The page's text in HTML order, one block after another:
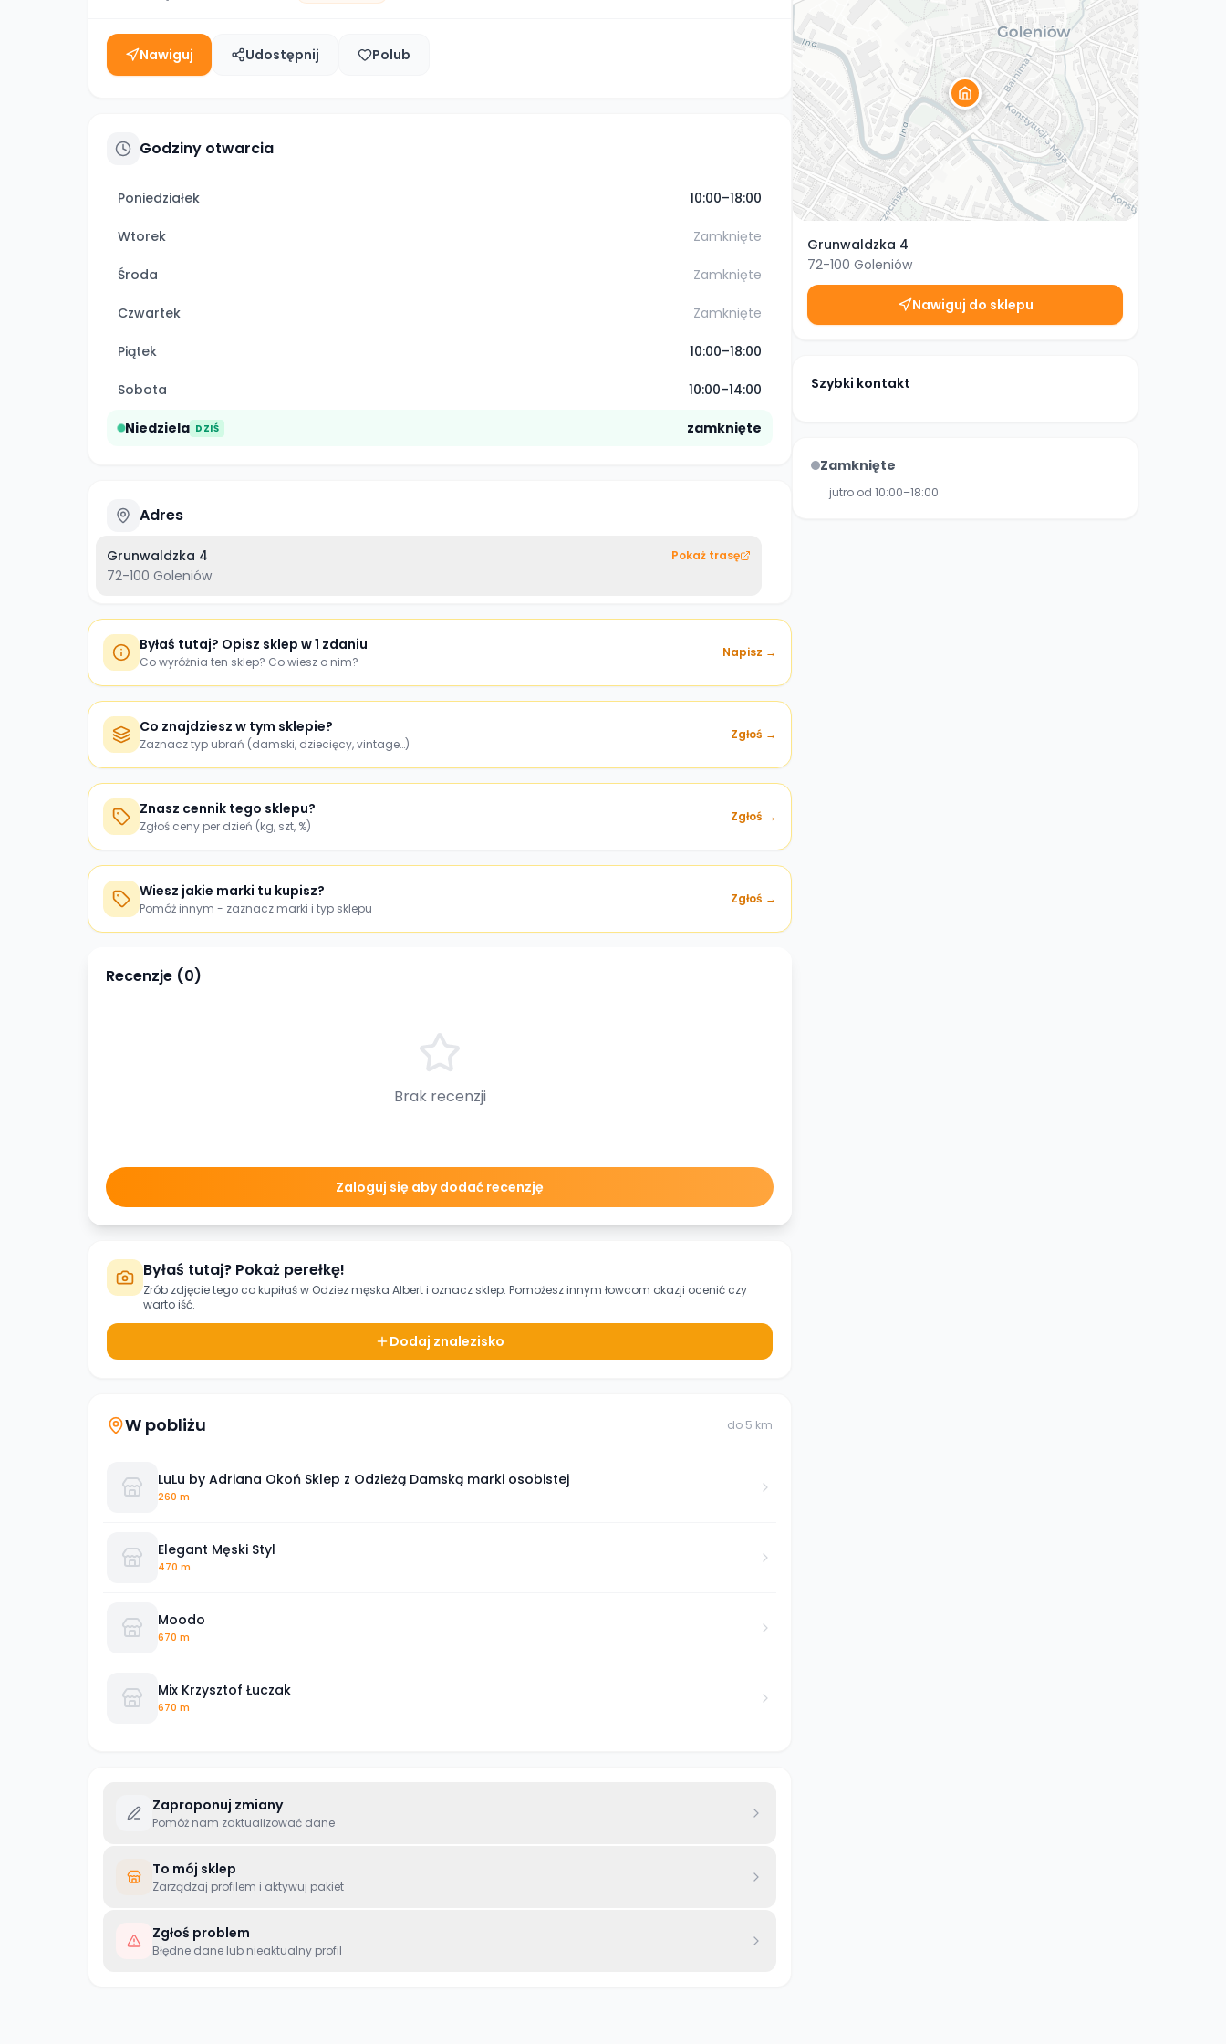
Nawiguj Udostępnij Polub
Godziny otwarcia
Poniedziałek 10:00–18:00
Wtorek Zamknięte
Środa Zamknięte
Czwartek Zamknięte
Piątek 10:00–18:00
Sobota 10:00–14:00
Niedziela DZIŚ zamknięte
Adres
Grunwaldzka 4
72-100 Goleniów
Pokaż trasę
Byłaś tutaj? Opisz sklep w 1 zdaniu
Co wyróżnia ten sklep? Co wiesz o nim?
Napisz →
Co znajdziesz w tym sklepie?
Zaznacz typ ubrań (damski, dziecięcy, vintage…)
Zgłoś →
Znasz cennik tego sklepu?
Zgłoś ceny per dzień (kg, szt, %)
Zgłoś →
Wiesz jakie marki tu kupisz?
Pomóż innym - zaznacz marki i typ sklepu
Zgłoś →
Recenzje (0)
Brak recenzji
Zaloguj się aby dodać recenzję
Byłaś tutaj? Pokaż perełkę!
Zrób zdjęcie tego co kupiłaś w Odziez męska Alberti oznacz sklep. Pomożesz innym łowcom okazji ocenić czy
warto iść.
Dodaj znalezisko
W pobliżu do 5 km
LuLu by Adriana Okoń Sklep z Odzieżą Damską marki osobistej
260 m
Elegant Męski Styl
470 m
Moodo
670 m
Mix Krzysztof Łuczak
670 m
Zaproponuj zmiany
Pomóż nam zaktualizować dane
To mój sklep
Zarządzaj profilem i aktywuj pakiet
Zgłoś problem
Błędne dane lub nieaktualny profil
Grunwaldzka 4
72-100 Goleniów
Nawiguj do sklepu
Szybki kontakt
Zamknięte
jutro od 10:00–18:00